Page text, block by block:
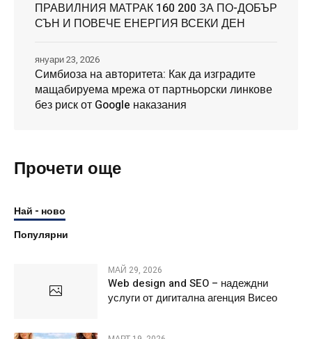
ПРАВИЛНИЯ МАТРАК 160 200 ЗА ПО-ДОБЪР
СЪН И ПОВЕЧЕ ЕНЕРГИЯ ВСЕКИ ДЕН
Симбиоза на авторитета: Как да изградите
мащабируема мрежа от партньорски линкове
без риск от Google наказания
януари 23, 2026
Прочети още
Най - ново
Популярни
МАЙ 29, 2026
Web design and SEO – надеждни
услуги от дигитална агенция Висео